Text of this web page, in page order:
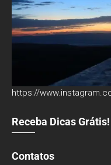
https://
Receba Dicas Grátis!
Contatos